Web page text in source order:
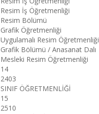
Resim İş Öğretmenliği
Resim Bölümü
Grafik Öğretmenliği
Uygulamalı Resim Öğretmenliği
Grafik Bölümü / Anasanat Dalı
Mesleki Resim Öğretmenliği
14
2403
SINIF ÖĞRETMENLİĞİ
15
2510